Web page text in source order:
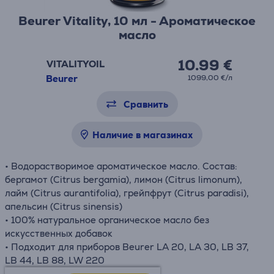
Beurer Vitality, 10 мл - Ароматическое
масло
VITALITYOIL
Beurer
10.99 €
1099,00 €/л
Сравнить
Наличие в магазинах
• Водорастворимое ароматическое масло. Состав:
бергамот (Citrus bergamia), лимон (Citrus limonum),
лайм (Citrus aurantifolia), грейпфрут (Citrus paradisi),
апельсин (Citrus sinensis)
• 100% натуральное органическое масло без
искусственных добавок
• Подходит для приборов Beurer LA 20, LA 30, LB 37,
LB 44, LB 88, LW 220